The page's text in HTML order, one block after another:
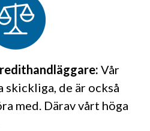
Vår
skickliga, de är också
med. Därav vårt höga